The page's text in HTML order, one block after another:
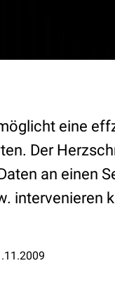
eine
Der
an einen
intervenieren